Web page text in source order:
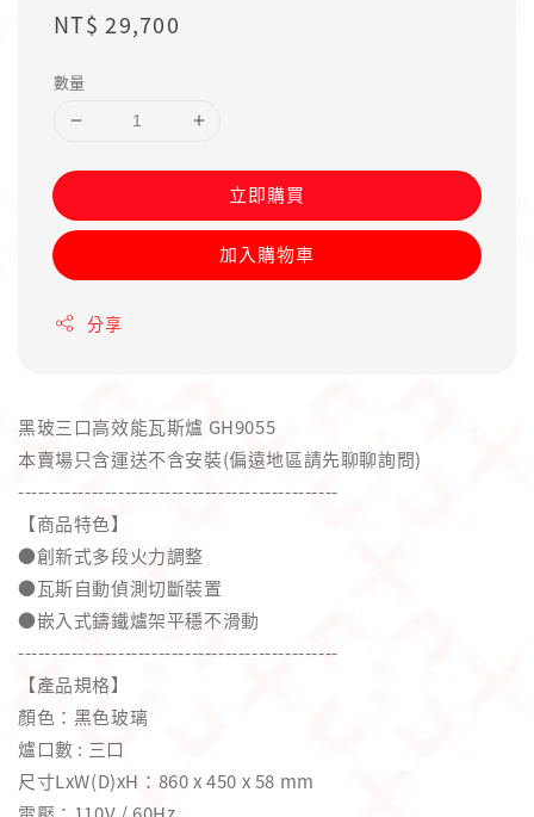
Regular
NT$ 29,700
數量
立即購買
加入購物車
分享
黑玻三口高效能瓦斯爐 GH9055
本賣場只含運送不含安裝(偏遠地區請先聊聊詢問)
------------------------------------------------
【商品特色】
●創新式多段火力調整
●瓦斯自動偵測切斷裝置
●嵌入式鑄鐵爐架平穩不滑動
------------------------------------------------
【產品規格】
顏色：黑色玻璃
爐口數 : 三口
尺寸LxW(D)xH：860 x 450 x 58 mm